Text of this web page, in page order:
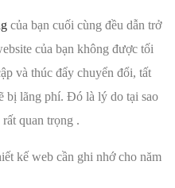
của bạn cuối cùng đều dẫn trở
của bạn không được tối
và thúc đẩy chuyển đổi, tất
bị lãng phí. Đó là lý do tại sao
rất quan trọng .
kế web cần ghi nhớ cho năm